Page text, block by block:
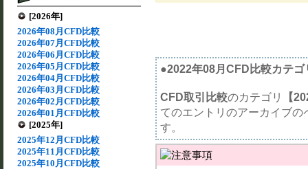
[2026年]
2026年08月CFD比較
2026年07月CFD比較
2026年06月CFD比較
2026年05月CFD比較
2026年04月CFD比較
2026年03月CFD比較
2026年02月CFD比較
2026年01月CFD比較
[2025年]
2025年12月CFD比較
2025年11月CFD比較
2025年10月CFD比較
●2022年08月CFD比較カテゴ
CFD取引比較のカテゴリ
【
てのエントリのアーカイブ
す。